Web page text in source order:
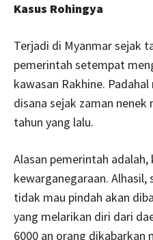
Kasus Rohingya
Terjadi di Myanmar sejak
pemerintah setempat
kawasan Rakhine.
disana sejak zaman
tahun yang lalu.
Alasan pemerintah
kewarganegaraan. Alhasil,
tidak mau pindah akan
yang melarikan diri dari
6000 an orang dikabarkan